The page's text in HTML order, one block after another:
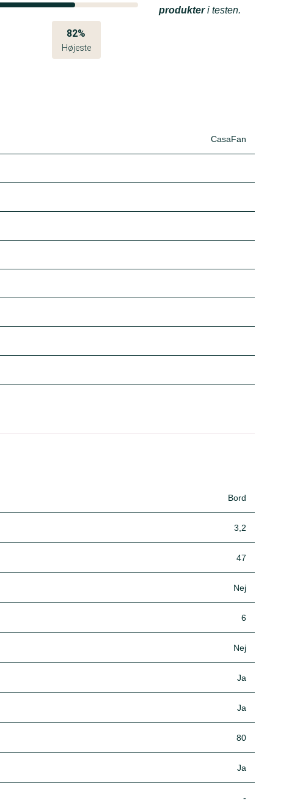
82%
Højeste
produkteri testen.
CasaFan
Bord
3,2
47
Nej
6
Nej
Ja
Ja
80
Ja
-